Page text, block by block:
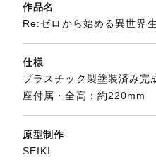
作品名
Re:ゼロから始める異世界
仕様
プラスチック製塗装済み完
座付属・全高：約220mm
原型制作
SEIKI